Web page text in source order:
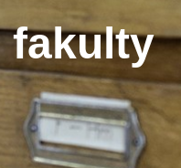
fakulty